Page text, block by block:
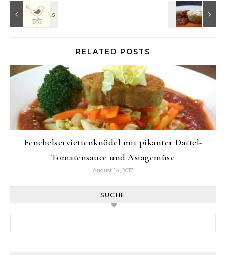
RELATED POSTS
Fenchelserviettenknödel mit pikanter Dattel-
Tomatensauce und Asiagemüse
August 14, 2017
SUCHE